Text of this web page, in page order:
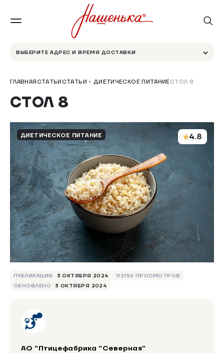
ВЫБЕРИТЕ АДРЕС И ВРЕМЯ ДОСТАВКИ
ГЛАВНАЯСТАТЬИСТАТЬИ - ДИЕТИЧЕСКОЕ ПИТАНИЕСТОЛ 8
СТОЛ 8
ДИЕТИЧЕСКОЕ ПИТАНИЕ 4.8
ПУБЛИКАЦИЯ 3 ОКТЯБРЯ 2024
112156 ПРОСМОТРОВ
ОБНОВЛЕНО
3 ОКТЯБРЯ 2024
АО "Птицефабрика "Северная"